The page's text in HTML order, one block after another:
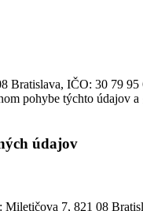
IČO: 30 79
pohybe týchto údajov
údajov
Miletičova 7, 821 08